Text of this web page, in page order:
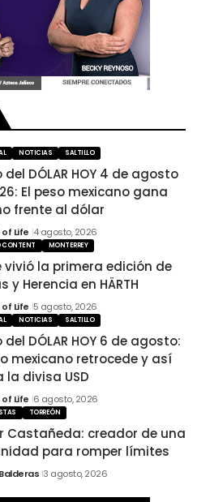
NOTICIAS SALTILLO
del DÓLAR HOY 4 de agosto
El peso mexicano gana
frente al dólar
of Life 4 agosto, 2026
CONTENT MONTERREY
vivió la primera edición de
y Herencia en HÄRTH
of Life 5 agosto, 2026
NOTICIAS SALTILLO
del DÓLAR HOY 6 de agosto:
mexicano retrocede y así
la divisa USD
of Life 6 agosto, 2026
TORREÓN
Castañeda: creador de una
para romper límites
3 agosto, 2026